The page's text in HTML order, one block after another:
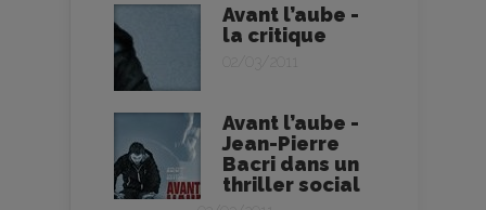
Avant l’aube -
la critique
Avant l’aube -
Jean-Pierre
Bacri dans un
thriller social